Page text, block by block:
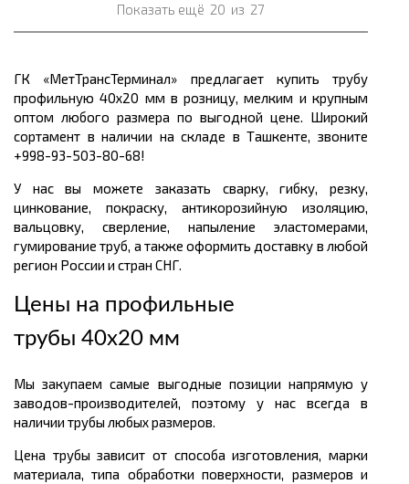
Показать ещё 20 из 27
ГК «МетТрансТерминал» предлагает купить трубу
профильную 40х20 мм в розницу, мелким и крупным
оптом любого размера по выгодной цене. Широкий
сортамент в наличии на складе в Ташкенте, звоните
+998-93-503-80-68!
У нас вы можете заказать сварку, гибку, резку,
цинкование, покраску, антикорозийную изоляцию,
вальцовку, сверление, напыление эластомерами,
гумирование труб, а также оформить доставку в любой
регион России и стран СНГ.
Цены на профильные
трубы 40х20 мм
Мы закупаем самые выгодные позиции напрямую у
заводов-производителей, поэтому у нас всегда в
наличии трубы любых размеров.
Цена трубы зависит от способа изготовления, марки
материала, типа обработки поверхности, размеров и